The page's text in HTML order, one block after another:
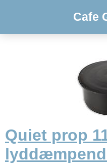
Cafe
Quiet prop